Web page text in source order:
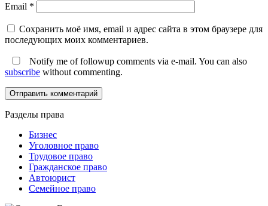
Email *
Сохранить моё имя, email и адрес сайта в этом браузере для
последующих моих комментариев.
Notify me of followup comments via e-mail. You can also
subscribe without commenting.
Разделы права
Бизнес
Уголовное право
Трудовое право
Гражданское право
Автоюрист
Семейное право